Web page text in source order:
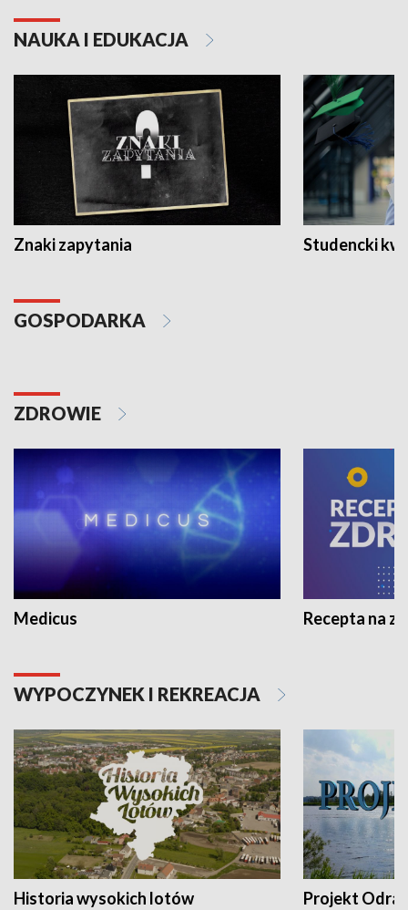
NAUKA I EDUKACJA
Znaki zapytania Studencki
GOSPODARKA
ZDROWIE
Medicus Recepta na
WYPOCZYNEK I REKREACJA
Historia wysokich lotów Projekt Odra